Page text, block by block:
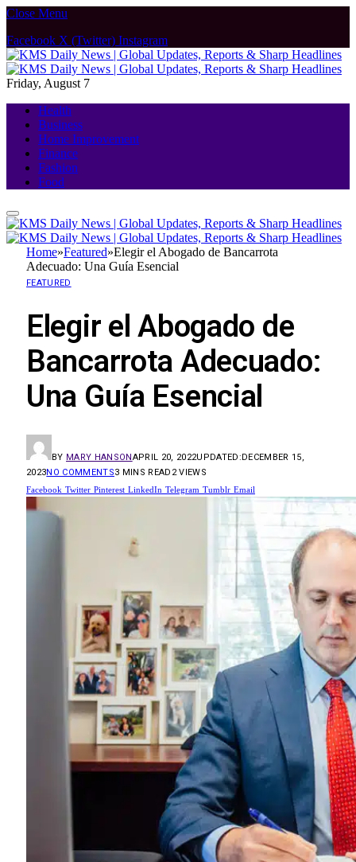
Close Menu
Facebook X (Twitter) Instagram
Friday, August 7
Health
Business
Home Improvement
Finance
Fashion
Food
Home»Featured»Elegir el Abogado de Bancarrota
Adecuado: Una Guía Esencial
FEATURED
Elegir el Abogado de
Bancarrota Adecuado:
Una Guía Esencial
BY MARY HANSONAPRIL 20, 2022UPDATED:DECEMBER 15,
2023NO COMMENTS3 MINS READ 2VIEWS
Facebook Twitter Pinterest LinkedIn Telegram Tumblr Email